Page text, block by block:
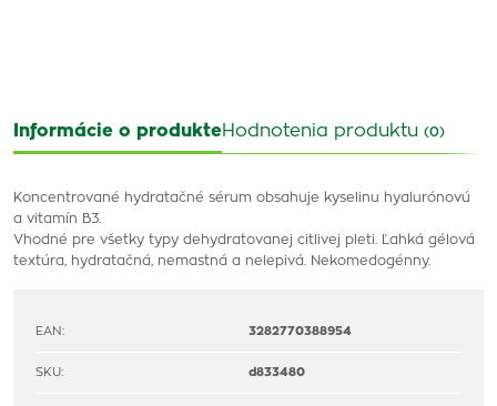
Informácie o produkteHodnotenia produktu (0)
Koncentrované hydratačné sérum obsahuje kyselinu hyalurónovú
a vitamín B3.
Vhodné pre všetky typy dehydratovanej citlivej pleti. Ľahká gélová
textúra, hydratačná, nemastná a nelepivá. Nekomedogénny.
EAN: 3282770388954
SKU: d833480